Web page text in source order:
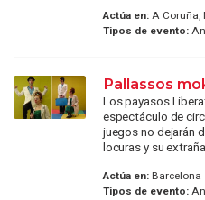
Actúa en:A Coruña,
Tipos de evento:
Pallassos
Los payasos
espectáculo de
juegos no dejarán
locuras y su
Actúa en:Barcelona
Tipos de evento: